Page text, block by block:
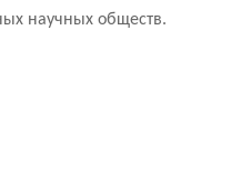
научных обществ.